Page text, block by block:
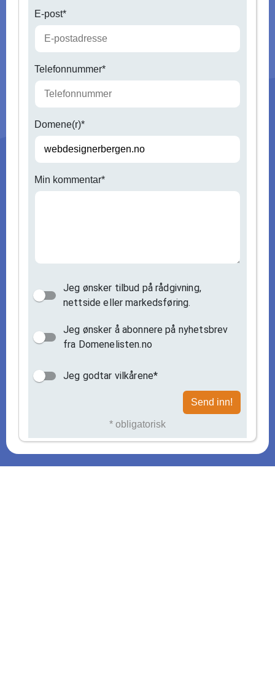
E-post*
Telefonnummer*
Domene(r)*
Min kommentar*
Jeg ønsker tilbud på rådgivning,
nettside eller markedsføring.
Jeg ønsker å abonnere på nyhetsbrev
fra Domenelisten.no
Jeg godtar vilkårene*
Send inn!
* obligatorisk